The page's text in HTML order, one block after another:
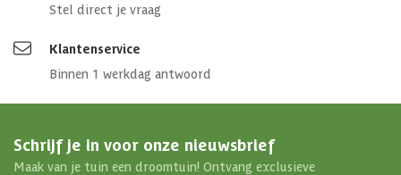
Stel direct je vraag
Klantenservice
Binnen 1 werkdag antwoord
Schrijf je in voor onze nieuwsbrief
Maak van je tuin een droomtuin! Ontvang exclusieve